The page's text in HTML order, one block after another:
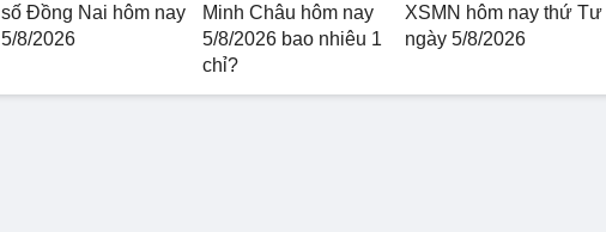
số Đồng Nai hôm nay
5/8/2026
Minh Châu hôm nay
5/8/2026 bao nhiêu 1
chỉ?
XSMN hôm nay thứ Tư
ngày 5/8/2026